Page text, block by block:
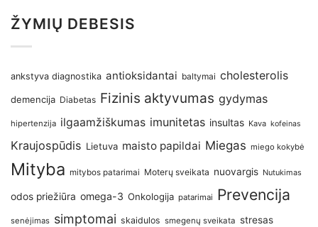
ŽYMIŲ DEBESIS
ankstyva diagnostika antioksidantai baltymai cholesterolis
demencija Diabetas Fizinis aktyvumas gydymas
hipertenzija ilgaamžiškumas imunitetas insultas Kava kofeinas
Kraujospūdis Lietuva maisto papildai Miegas miego kokybė
Mityba mitybos patarimai Moterų sveikata nuovargis Nutukimas
odos priežiūra omega-3 Onkologija patarimai Prevencija
senėjimas simptomai skaidulos smegenų sveikata stresas